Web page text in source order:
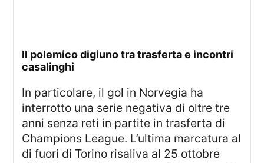
Il polemico digiuno tra trasferta e incontri
casalinghi
In particolare, il gol in Norvegia ha
interrotto una serie negativa di oltre tre
anni senza reti in partite in trasferta di
Champions League. L’ultima marcatura al
di fuori di Torino risaliva al 25 ottobre